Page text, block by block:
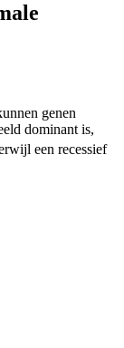
genen
dominant is,
een recessief